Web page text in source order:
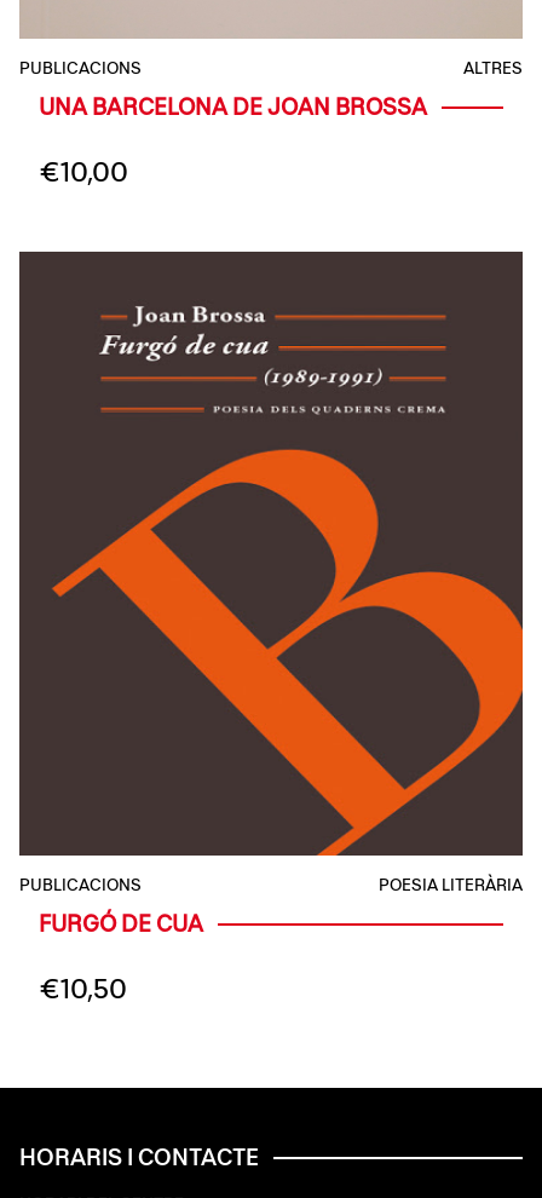
PUBLICACIONS ALTRES
UNA BARCELONA DE JOAN BROSSA
€10,00
PUBLICACIONS POESIA LITERÀRIA
FURGÓ DE CUA
€10,50
HORARIS I CONTACTE